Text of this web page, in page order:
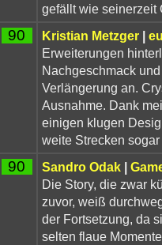
gefällt wie seinerzeit
90 Kristian Metzger|
Erweiterungen
Nachgeschmack
Verlängerung an.
Ausnahme. Dank
einigen klugen
weite Strecken
90 Sandro Odak|
Die Story, die zwar
zuvor, weiß
der Fortsetzung, da
selten flaue